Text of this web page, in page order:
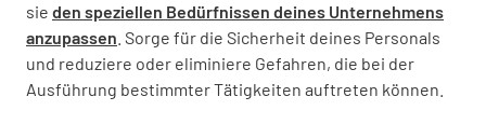
sie den speziellen Bedürfnissen deines Unternehmens
anzupassen . Sorge für die Sicherheit deines Personals
und reduziere oder eliminiere Gefahren, die bei der
Ausführung bestimmter Tätigkeiten auftreten können.
Startzeit des Einsatzes des
Vibrationswerkzeugs oder der Ausrüstung